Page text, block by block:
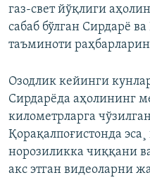
газ-свет йўқлиги
сабаб бўлган Сирдарë
таъминоти
Озодлик кейинги
Сирдарëда аҳолининг
километрларга
Қорақалпоғистонда
норозиликка чиққани
акс этган видеоларни